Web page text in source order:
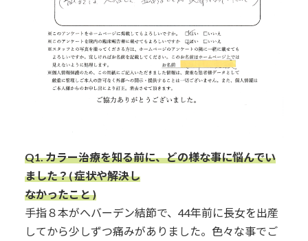
Q1.カラー治療を知る前に、どの様な事に悩んでい
ました？( 症状や解決し
なかったこと )
手指８本がへバーデン結節で、44年前に長女を出産
してから少しずつ痛みがありました。色々な事でご